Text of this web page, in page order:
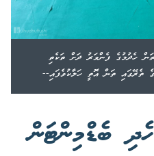
ހެދުމުގެ ފެންވަރު ދަށް ތަކެތި
ތެރޭގައި ތަން އޮތީ ހަލާކުވެފައި--
ބެޑްމިންޓަން